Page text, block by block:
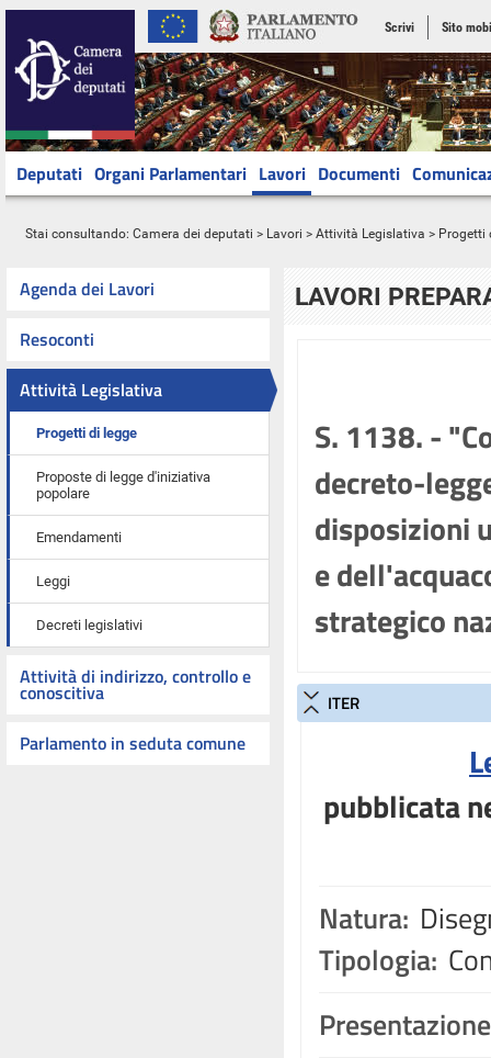
Scrivi Sito
Deputati Organi Parlamentari Lavori Documenti
Stai consultando: Camera dei deputati > Lavori > Attività Legislativa > Progetti
Agenda dei Lavori
Resoconti
Attività Legislativa
Progetti di legge
Proposte di legge d'iniziativa
popolare
Emendamenti
Leggi
Decreti legislativi
Attività di indirizzo, controllo e
conoscitiva
Parlamento in seduta comune
LAVORI
S. 1138. -
decreto-
disposizioni
e
strategico
ITER
pubblicata
Natura:
Tipologia: